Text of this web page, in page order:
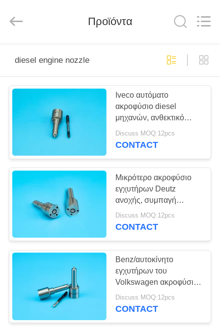
ΣΕΛΊΔΑ
ΠΡΟΪΌΝΤΑ
ΣΧΕΤΙΚΆ
ΕΜΆΣ
ΕΡΓΟΣΤΆΣΙΟ
ΠΕΡΙΉΓΗΣΗ
ΠΟΙΟΤΙΚΌΣ
ΈΛΕΓΧΟΣ
ΕΠΙΚΟΙΝΩΝΉΣΤΕ
ΜΑΖΊ
ΜΑΣ
Management
Services
Rights
Προϊόντα
diesel engine nozzle
Iveco αυτόματο
ακροφύσιο diesel
μηχανών, ανθεκτικό
ακροφύσιο 0445120075
μηχανών diesel
Discuss MOQ:12pcs
CONTACT
Μικρότερο ακροφύσιο
εγχυτήρων Deutz
ανοχής, συμπαγή
ακροφύσια εγχυτήρων
diesel
Discuss MOQ:12pcs
CONTACT
Benz/αυτοκίνητο
εγχυτήρων του
Volkswagen ακροφύσιο
για τη μηχανή diesel
0445110005
Discuss MOQ:12pcs
CONTACT